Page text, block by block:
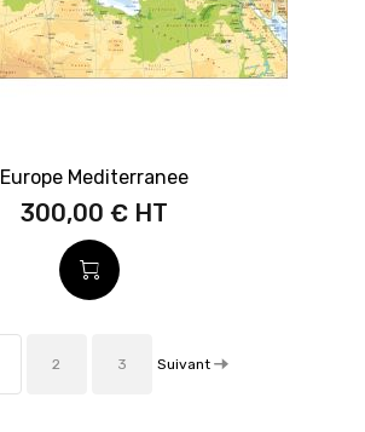
Europe Mediterranee
300,00 €
2 3 Suivant